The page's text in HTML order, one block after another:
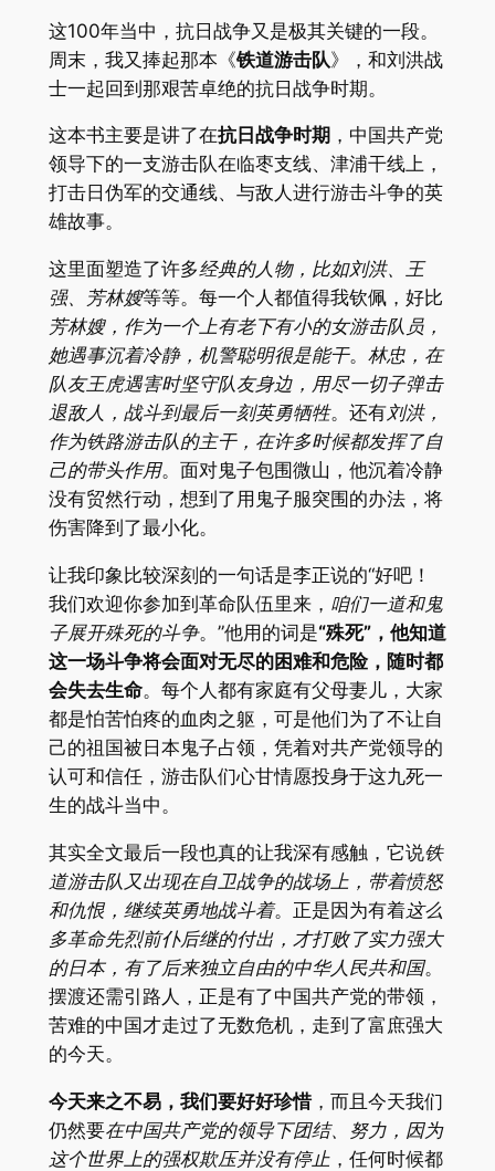
这100年当中，抗日战争又是极其关键的一段。
周末，我又捧起那本《铁道游击队》，和刘洪战
士一起回到那艰苦卓绝的抗日战争时期。
这本书主要是讲了在抗日战争时期 ，中国共产党
领导下的一支游击队在临枣支线、津浦干线上，
打击日伪军的交通线、与敌人进行游击斗争的英
雄故事。
这里面塑造了许多经典的人物，比如刘洪、王
强、芳林嫂等等。每一个人都值得我钦佩，好比
芳林嫂，作为一个上有老下有小的女游击队员，
她遇事沉着冷静，机警聪明很是能干。 林忠，在
队友王虎遇害时坚守队友身边，用尽一切子弹击
退敌人，战斗到最后一刻英勇牺牲。还有刘洪，
作为铁路游击队的主干，在许多时候都发挥了自
己的带头作用。面对鬼子包围微山，他沉着冷静
没有贸然行动，想到了用鬼子服突围的办法，将
伤害降到了最小化。
让我印象比较深刻的一句话是李正说的“好吧！
我们欢迎你参加到革命队伍里来， 咱们一道和鬼
子展开殊死的斗争。”他用的词是“殊死”，他知道
这一场斗争将会面对无尽的困难和危险，随时都
会失去生命。每个人都有家庭有父母妻儿，大家
都是怕苦怕疼的血肉之躯，可是他们为了不让自
己的祖国被日本鬼子占领，凭着对共产党领导的
认可和信任，游击队们心甘情愿投身于这九死一
生的战斗当中。
其实全文最后一段也真的让我深有感触，它说铁
道游击队又出现在自卫战争的战场上，带着愤怒
和仇恨，继续英勇地战斗着。正是因为有着这么
多革命先烈前仆后继的付出，才打败了实力强大
的日本，有了后来独立自由的中华人民共和国。
摆渡还需引路人，正是有了中国共产党的带领，
苦难的中国才走过了无数危机，走到了富庶强大
的今天。
今天来之不易，我们要好好珍惜，而且今天我们
仍然要在中国共产党的领导下团结、努力，因为
这个世界上的强权欺压并没有停止，任何时候都